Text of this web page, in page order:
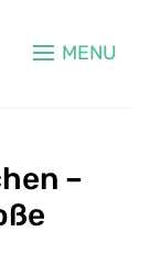
MENU
–